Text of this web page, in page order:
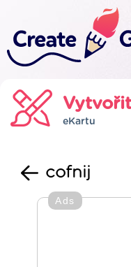
Vytvořit
eKartu
cofnij
Ads